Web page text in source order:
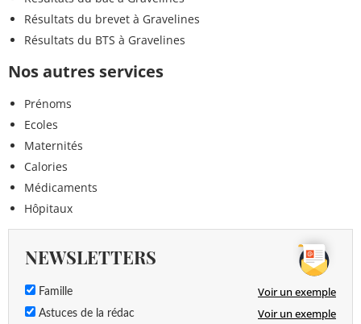
Résultats du brevet à Gravelines
Résultats du BTS à Gravelines
Nos autres services
Prénoms
Ecoles
Maternités
Calories
Médicaments
Hôpitaux
NEWSLETTERS
Famille Voir un exemple
Astuces de la rédac Voir un exemple